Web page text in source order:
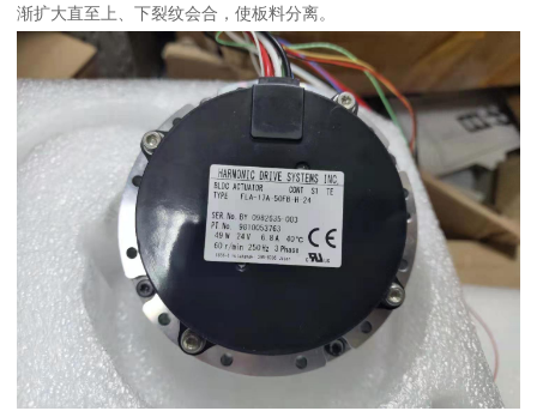
渐扩大直至上、下裂纹会合，使板料分离。